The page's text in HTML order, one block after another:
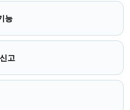
능
고